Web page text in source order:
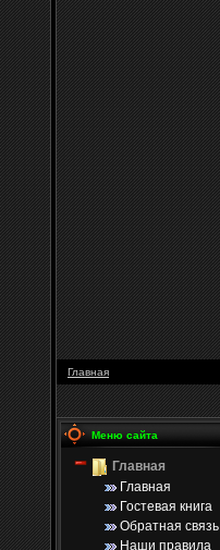
Главная
Меню сайта
Главная
Главная
Гостевая книга
Обратная связь
Наши правила